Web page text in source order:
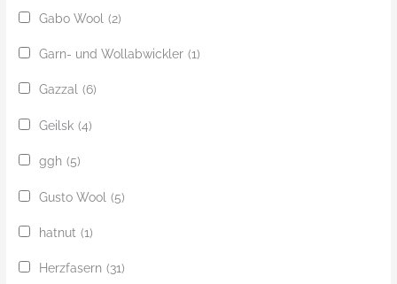
Gabo Wool (2)
Garn- und Wollabwickler (1)
Gazzal (6)
Geilsk (4)
ggh (5)
Gusto Wool (5)
hatnut (1)
Herzfasern (31)